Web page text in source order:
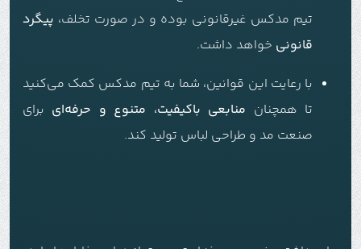
تیم مدکس غیرقانونی بوده و در صورت تخلف، پیگرد
قانونی خواهد داشت.
با رعایت این قوانین، شما به تیم مدکس کمک می‌کنید
تا همچنان منابعی باکیفیت، متنوع و حرفه‌ای برای
صنعت مد و طراحی لباس تولید کند.